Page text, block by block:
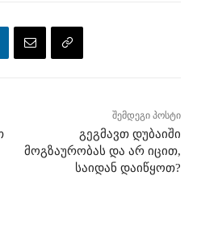
შემდეგი პოსტი
გეგმავთ დუბაიში
მოგზაურობას და არ იცით,
საიდან დაიწყოთ?